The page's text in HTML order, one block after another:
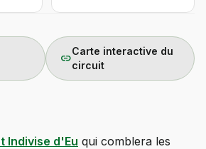
link
Carte interactive du
circuit
Indivise d'Eu qui comblera les